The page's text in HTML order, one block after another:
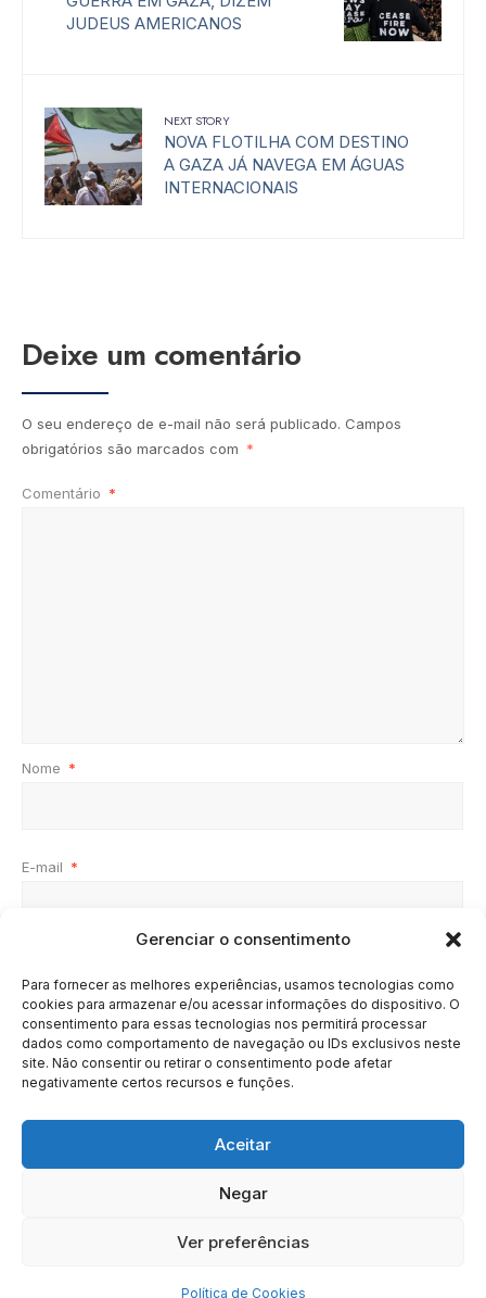
Gerenciar o consentimento
Para fornecer as melhores experiências, usamos tecnologias como
cookies para armazenar e/ou acessar informações do dispositivo. O
consentimento para essas tecnologias nos permitirá processar
dados como comportamento de navegação ou IDs exclusivos neste
site. Não consentir ou retirar o consentimento pode afetar
negativamente certos recursos e funções.
Aceitar
Negar
Ver preferências
Política de Cookies
JUDEUS AMERICANOS
NEXT STORY
NOVA FLOTILHA COM DESTINO
A GAZA JÁ NAVEGA EM ÁGUAS
INTERNACIONAIS
Deixe um comentário
O seu endereço de e-mail não será publicado. Campos
obrigatórios são marcados com *
Comentário *
Nome *
E-mail *
SOBRE BRASIL
Copyright © 2020 - 2023 | Arresala Noticias™